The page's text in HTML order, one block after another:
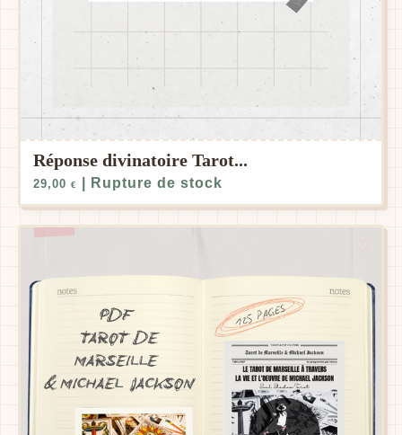
Réponse divinatoire Tarot...
29,00 € | Rupture de stock